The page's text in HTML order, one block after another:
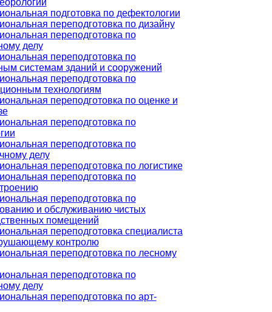
подготовка по дефектологии
переподготовка по дизайну
переподготовка по
делу
переподготовка по
системам зданий и сооружений
переподготовка по
технологиям
переподготовка по оценке и
переподготовка по
переподготовка по
делу
переподготовка по логистике
переподготовка по
переподготовка по
и обслуживанию чистых
помещений
переподготовка специалиста
контролю
переподготовка по лесному
переподготовка по
делу
переподготовка по арт-